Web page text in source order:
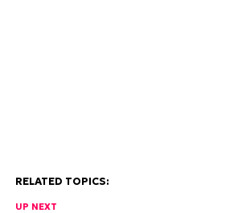
RELATED TOPICS:
UP NEXT